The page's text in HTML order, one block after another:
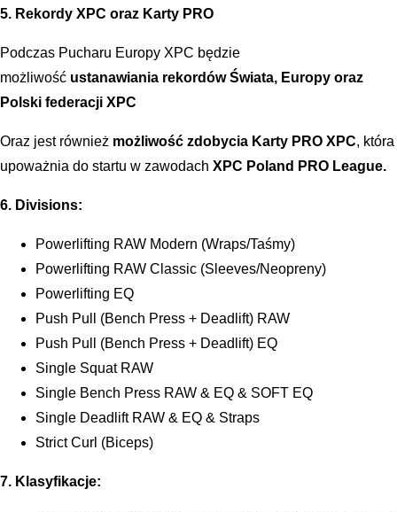
5. Rekordy XPC oraz Karty PRO
Podczas Pucharu Europy XPC będzie
możliwość ustanawiania rekordów Świata, Europy oraz
Polski federacji XPC
Oraz jest również możliwość zdobycia Karty PRO XPC, która
upoważnia do startu w zawodach XPC Poland PRO League.
6. Divisions:
Powerlifting RAW Modern (Wraps/Taśmy)
Powerlifting RAW Classic (Sleeves/Neopreny)
Powerlifting EQ
Push Pull (Bench Press + Deadlift) RAW
Push Pull (Bench Press + Deadlift) EQ
Single Squat RAW
Single Bench Press RAW & EQ & SOFT EQ
Single Deadlift RAW & EQ & Straps
Strict Curl (Biceps)
7. Klasyfikacje: